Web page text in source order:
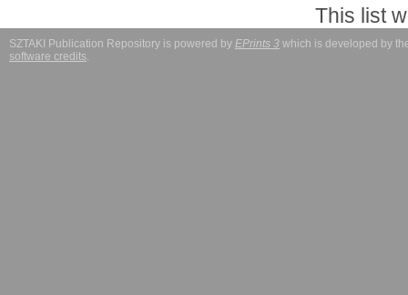
This list
SZTAKI Publication Repository is powered by EPrints 3 which is developed by
software credits.